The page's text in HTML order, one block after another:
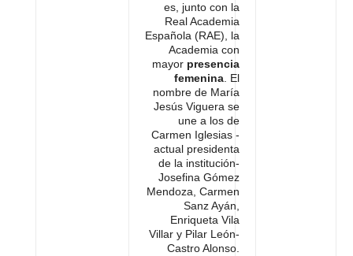
es, junto con la
Real Academia
Española (RAE), la
Academia con
mayor presencia
femenina. El
nombre de María
Jesús Viguera se
une a los de
Carmen Iglesias -
actual presidenta
de la institución-
Josefina Gómez
Mendoza, Carmen
Sanz Ayán,
Enriqueta Vila
Villar y Pilar León-
Castro Alonso.